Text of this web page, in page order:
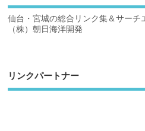
仙台・宮城の総合リンク集＆サーチ
（株）朝日海洋開発
リンクパートナー